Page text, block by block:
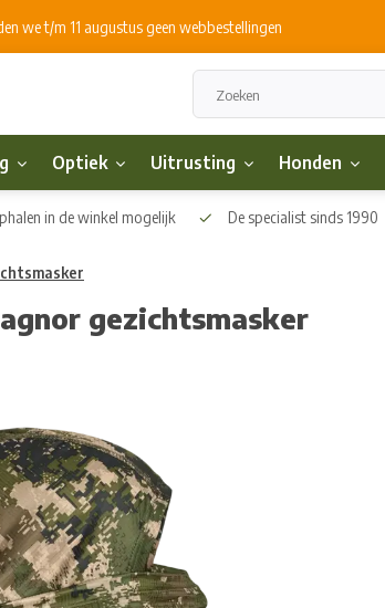
we t/m 11 augustus geen webbestellingen
Optiek Uitrusting Honden
in de winkel mogelijk De specialist sinds 1990
gezichtsmasker